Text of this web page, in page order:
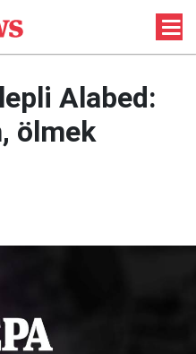
Alabed:
ölmek